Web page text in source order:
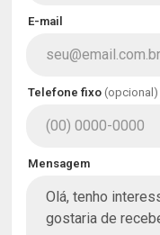
E-mail
Telefone fixo (opcional)
Mensagem